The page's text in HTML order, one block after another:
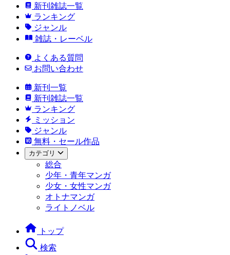
新刊雑誌一覧
ランキング
ジャンル
雑誌・レーベル
よくある質問
お問い合わせ
新刊一覧
新刊雑誌一覧
ランキング
ミッション
ジャンル
無料・セール作品
カテゴリ
総合
少年・青年マンガ
少女・女性マンガ
オトナマンガ
ライトノベル
トップ
検索